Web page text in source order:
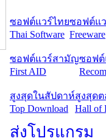
ซอฟต์แวร์ไทย
Thai Software
ซอฟต์แ
Freeware
ซอฟต์แวร์สามัญ
First AID
ซอฟต์
สูงสุดในสัปดาห์
Top Download
สูงสุด
Hall of
ส่งโปรแกรม